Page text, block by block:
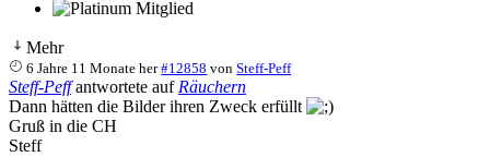
Mehr
6 Jahre 11 Monate her #12858 vonSteff-Peff
Steff-Peffantwortete auf Räuchern
Dann hätten die Bilder ihren Zweck erfüllt
Gruß in die CH
Steff